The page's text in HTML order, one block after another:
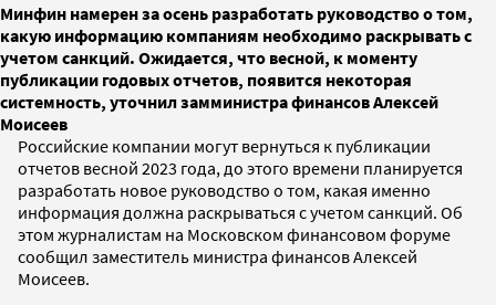
Минфин намерен за осень разработать руководство о том,
какую информацию компаниям необходимо раскрывать с
учетом санкций. Ожидается, что весной, к моменту
публикации годовых отчетов, появится некоторая
системность, уточнил замминистра финансов Алексей
Моисеев
Российские компании могут вернуться к публикации
отчетов весной 2023 года, до этого времени планируется
разработать новое руководство о том, какая именно
информация должна раскрываться с учетом санкций. Об
этом журналистам на Московском финансовом форуме
сообщил заместитель министра финансов Алексей
Моисеев.